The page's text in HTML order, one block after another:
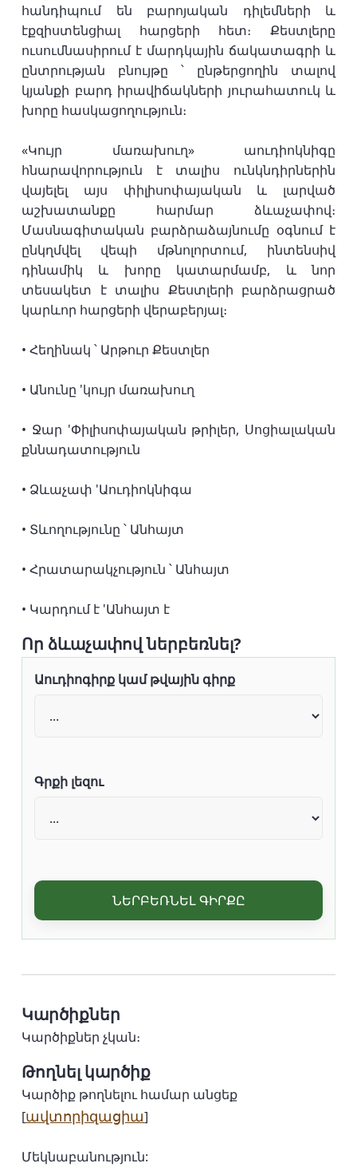
հանդիպում են բարոյական դիլեմների և
էքզիստենցիալ հարցերի հետ։ Քեստլերը
ուսումնասիրում է մարդկային ճակատագրի և
ընտրության բնույթը ՝ ընթերցողին տալով
կյանքի բարդ իրավիճակների յուրահատուկ և
խորը հասկացողություն։
«Կույր մառախուղ» աուդիոկնիգը
հնարավորություն է տալիս ունկնդիրներին
վայելել այս փիլիսոփայական և լարված
աշխատանքը հարմար ձևաչափով։
Մասնագիտական բարձրաձայնումը օգնում է
ընկղմվել վեպի մթնոլորտում, ինտենսիվ
դինամիկ և խորը կատարմամբ, և նոր
տեսակետ է տալիս Քեստլերի բարձրացրած
կարևոր հարցերի վերաբերյալ։
• Հեղինակ ՝ Արթուր Քեստլեր
• Անունը 'կույր մառախուղ
• Ջար 'Փիլիսոփայական թրիլեր, Սոցիալական
քննադատություն
• Ձևաչափ 'Աուդիոկնիգա
• Տևողությունը ՝ Անհայտ
• Հրատարակչություն ՝ Անհայտ
• Կարդում է 'Անհայտ է
Որ ձևաչափով ներբեռնել?
Աուդիոգիրք կամ թվային գիրք
Գրքի լեզու
ՆԵՐԲԵՌՆԵԼ ԳԻՐՔԸ
Կարծիքներ
Կարծիքներ չկան։
Թողնել կարծիք
Կարծիք թողնելու համար անցեք
[ավտորիզացիա]
Մեկնաբանություն: